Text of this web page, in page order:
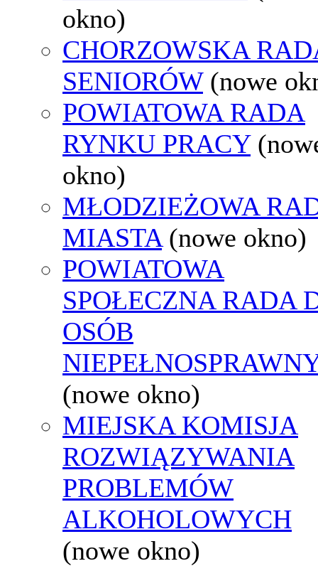
okno)
CHORZOWSKA
SENIORÓW (nowe
POWIATOWA RADA
RYNKU PRACY
okno)
MŁODZIEŻOWA
MIASTA (nowe okno)
POWIATOWA
SPOŁECZNA RADA
OSÓB
(nowe okno)
MIEJSKA KOMISJA
ROZWIĄZYWANIA
PROBLEMÓW
ALKOHOLOWYCH
(nowe okno)